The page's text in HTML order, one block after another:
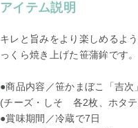
アイテム説明
キレと旨みをより楽しめるよ
っくら焼き上げた笹蒲鉾です
●商品内容／笹かまぼこ「吉
(チーズ・しそ 各2枚、ホタ
●賞味期間／冷蔵で7日